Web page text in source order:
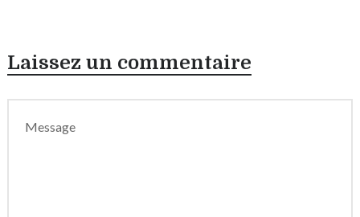
Laissez un commentaire